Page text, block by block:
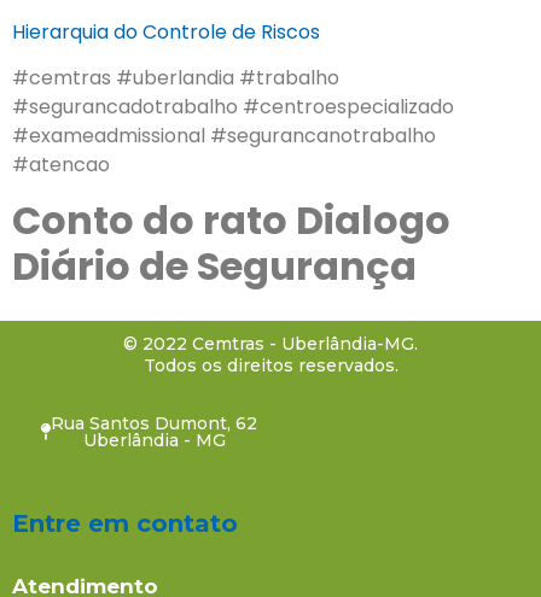
Hierarquia do Controle de Riscos
#cemtras #uberlandia #trabalho
#segurancadotrabalho #centroespecializado
#exameadmissional #segurancanotrabalho
#atencao
Conto do rato Dialogo
Diário de Segurança
© 2022 Cemtras - Uberlândia-MG.
Todos os direitos reservados.
Rua Santos Dumont, 62
Uberlândia - MG
Entre em contato
Atendimento